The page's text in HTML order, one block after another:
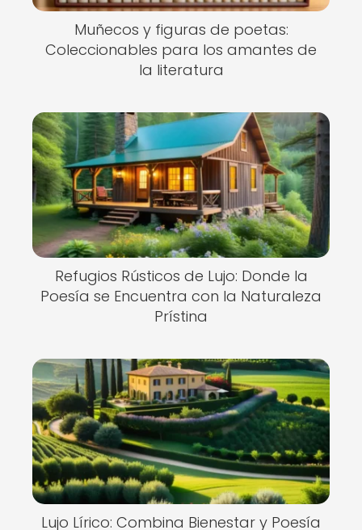
Muñecos y figuras de poetas:
Coleccionables para los amantes de
la literatura
Refugios Rústicos de Lujo: Donde la
Poesía se Encuentra con la Naturaleza
Prístina
Lujo Lírico: Combina Bienestar y Poesía